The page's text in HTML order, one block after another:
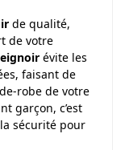
de qualité,
de votre
évite les
faisant de
robe de votre
garçon, c’est
sécurité pour